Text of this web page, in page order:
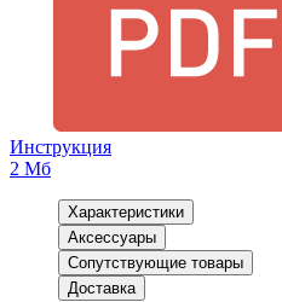
Инструкция
2 Мб
Характеристики
Аксессуары
Сопутствующие товары
Доставка